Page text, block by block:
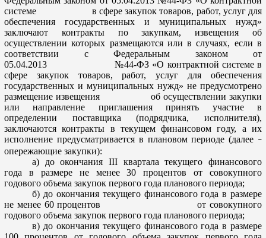
системе в сфере закупок товаров, работ, услуг для
обеспечения государственных и муниципальных нужд»
заключают контракты по закупкам, извещения об
осуществлении которых размещаются или в случаях, если в
соответствии с Федеральным закономот
05.04.2013 №44-ФЗ «О контрактной системе в
сфере закупок товаров, работ, услуг для обеспечения
государственных и муниципальных нужд» не предусмотрено
размещение извещения об осуществлении закупки
или направление приглашения принять участие в
определении поставщика (подрядчика, исполнителя),
заключаются контракты в текущем финансовом году, а их
исполнение предусматривается в плановом периоде (далее –
опережающие закупки):
а) до окончания III квартала текущего финансового
года в размере не менее 30 процентов от совокупного
годового объема закупок первого года планового периода;
б) до окончания текущего финансового года в размере
не менее 60 процентов от совокупного
годового объема закупок первого года планового периода;
в) до окончания текущего финансового года в размере